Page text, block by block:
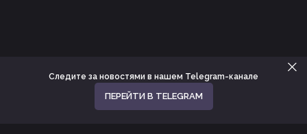
Следите за новостями в нашем Telegram-канале
ПЕРЕЙТИ В TELEGRAM